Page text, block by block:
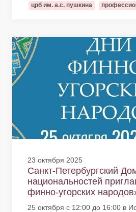
црб им. а.с. пушкина
23 октября 2025
Санкт-Петербургский
национальностей
финно-угорских
25 октября с 12:00 до 16:00 в